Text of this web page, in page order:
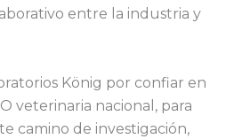
entre la industria y
König por confiar en
veterinaria nacional, para
camino de investigación,